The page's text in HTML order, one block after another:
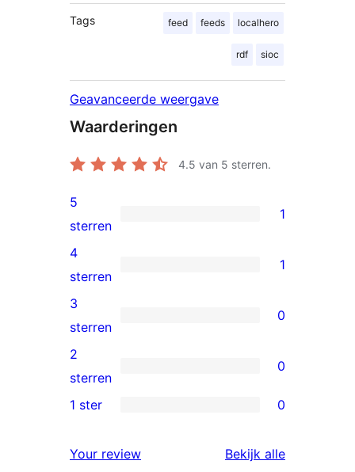
Tags feed feeds localhero
rdf sioc
Geavanceerde weergave
Waarderingen
4.5 van 5 sterren.
1
5
ster
beoordeling
5
sterren
1
1
4
ster
beoordeling
4
sterren
1
0
3
sterren
beoordelingen
3
sterren
0
0
2
beoordelingen
2
sterren
0
sterren
1 ster 0
Your review Bekijk alle